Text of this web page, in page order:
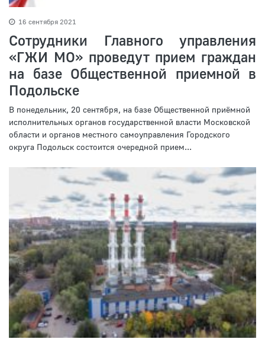
16 сентября 2021
Сотрудники Главного управления
«ГЖИ МО» проведут прием граждан
на базе Общественной приемной в
Подольске
В понедельник, 20 сентября, на базе Общественной приёмной
исполнительных органов государственной власти Московской
области и органов местного самоуправления Городского
округа Подольск состоится очередной прием...